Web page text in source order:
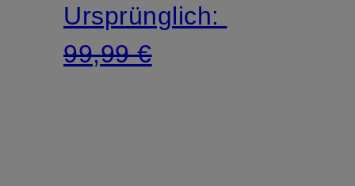
Ursprünglich:
99,99 €